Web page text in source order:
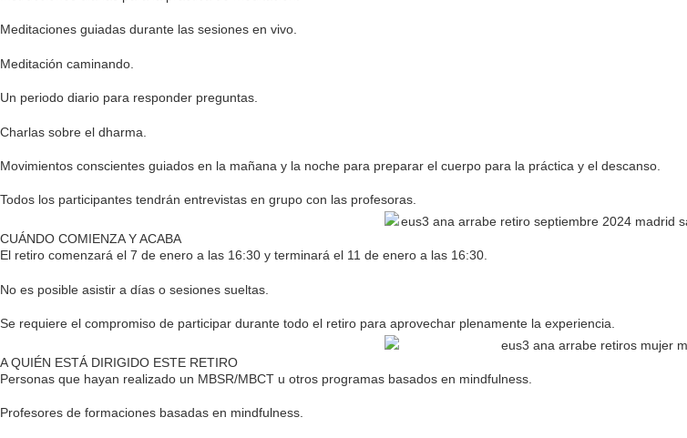
Meditaciones guiadas durante las sesiones en vivo.
Meditación caminando.
Un periodo diario para responder preguntas.
Charlas sobre el dharma.
Movimientos conscientes guiados en la mañana y la noche para preparar el cuerpo para la práctica y el descanso.
Todos los participantes tendrán entrevistas en grupo con las profesoras.
CUÁNDO COMIENZA Y ACABA
El retiro comenzará el 7 de enero a las 16:30 y terminará el 11 de enero a las 16:30.
No es posible asistir a días o sesiones sueltas.
Se requiere el compromiso de participar durante todo el retiro para aprovechar plenamente la experiencia.
A QUIÉN ESTÁ DIRIGIDO ESTE RETIRO
Personas que hayan realizado un MBSR/MBCT u otros programas basados en mindfulness.
Profesores de formaciones basadas en mindfulness.